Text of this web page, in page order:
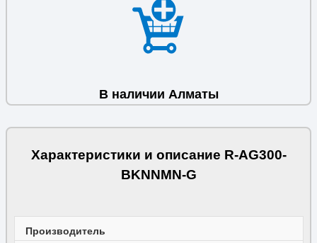
В наличии Алматы
Характеристики и описание R-AG300-
BKNNMN-G
Производитель